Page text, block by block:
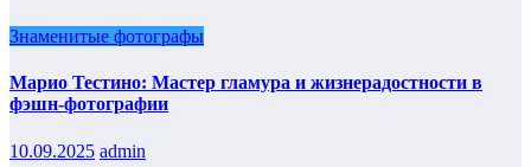
Знаменитые фотографы
Марио Тестино: Мастер гламура и жизнерадостности в
фэшн-фотографии
10.09.2025 admin